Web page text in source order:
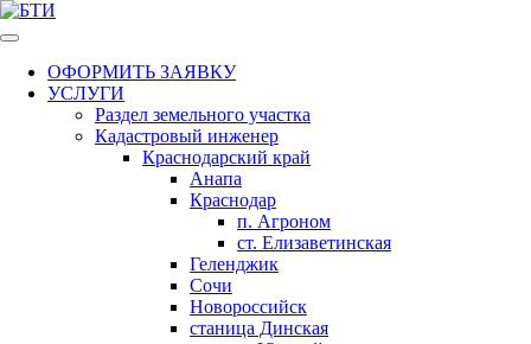
ОФОРМИТЬ ЗАЯВКУ
УСЛУГИ
Раздел земельного участка
Кадастровый инженер
Краснодарский край
Анапа
Краснодар
п. Агроном
ст. Елизаветинская
Геленджик
Сочи
Новороссийск
станица Динская